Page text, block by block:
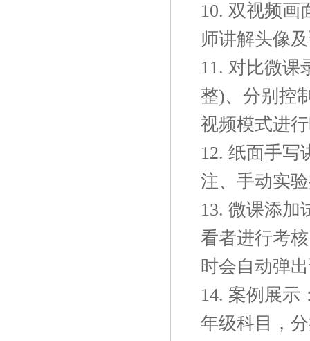
10. 双视频画
师讲解头像
11. 对比微课
整)、分别控
视频模式进
12. 纸面手写
注、手动实
13. 微课添加
看者进行考
时会自动弹
14. 案例展示
年级科目，